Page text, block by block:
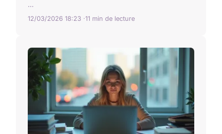
...
12/03/2026 18:23 11 min de lecture